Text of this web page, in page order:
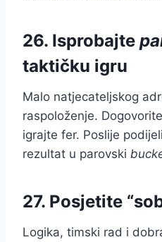
26. Isprobajte
taktičku igru
Malo natjecateljskog
raspoloženje.
igrajte fer. Poslije
rezultat u parovski
27. Posjetite
Logika, timski rad i